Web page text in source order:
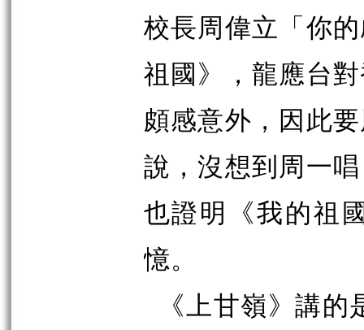
校長周偉立「你
祖國》，龍應台
頗感意外，因此
說，沒想到周一
也證明《我的祖
憶。
《上甘嶺》講